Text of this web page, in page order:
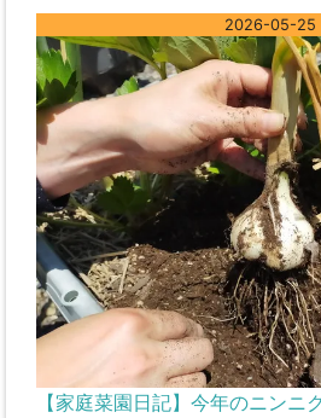
2026-05-25
【家庭菜園日記】今年のニンニ